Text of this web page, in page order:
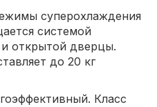
суперохлаждения
системой
открытой дверцы.
до 20 кг
Класс